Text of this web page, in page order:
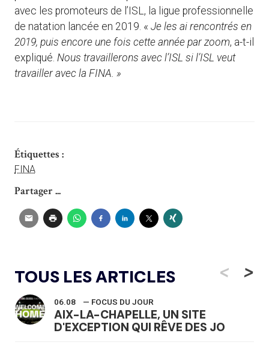
avec les promoteurs de l’ISL, la ligue professionnelle
de natation lancée en 2019. « Je les ai rencontrés en
2019, puis encore une fois cette année par zoom, a-t-il
expliqué. Nous travaillerons avec l’ISL si l’ISL veut
travailler avec la FINA. »
Étiquettes :
FINA
Partager ...
TOUS LES ARTICLES <
06.08 — FOCUS DU JOUR
AIX-LA-CHAPELLE, UN SITE
D'EXCEPTION QUI RÊVE DES JO
>